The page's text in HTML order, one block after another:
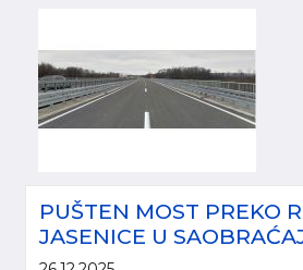
PUŠTEN MOST PREKO
JASENICE U